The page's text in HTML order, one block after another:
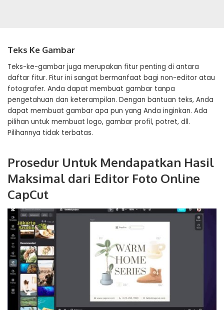
Teks Ke Gambar
Teks-ke-gambar juga merupakan fitur penting di antara
daftar fitur. Fitur ini sangat bermanfaat bagi non-editor atau
fotografer. Anda dapat membuat gambar tanpa
pengetahuan dan keterampilan. Dengan bantuan teks, Anda
dapat membuat gambar apa pun yang Anda inginkan. Ada
pilihan untuk membuat logo, gambar profil, potret, dll.
Pilihannya tidak terbatas.
Prosedur Untuk Mendapatkan Hasil
Maksimal dari Editor Foto Online
CapCut